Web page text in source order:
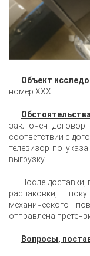
Объект
номер XXX.
заключен
соответствии с
телевизор по
выгрузку.
После доставки,
распаковки,
механического
отправлена
Вопросы,